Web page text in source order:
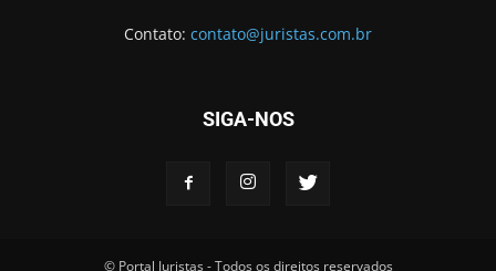
Contato: contato@juristas.com.br
SIGA-NOS
© Portal Juristas - Todos os direitos reservados